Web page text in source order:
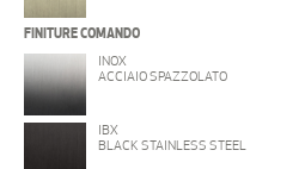
FINITURE COMANDO
INOX
ACCIAIO SPAZZOLATO
IBX
BLACK STAINLESS STEEL